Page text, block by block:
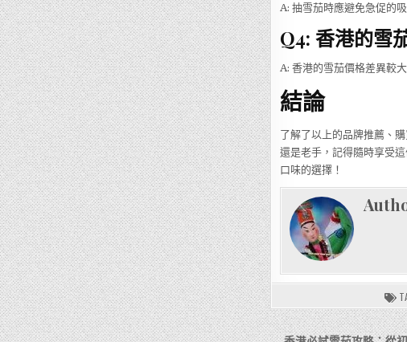
A: 抽雪茄時應避免急促的
Q4: 香港的雪
A: 香港的雪茄價格差異較
結論
了解了以上的品牌推薦、
還是老手，記得隨時享受
口味的選擇！